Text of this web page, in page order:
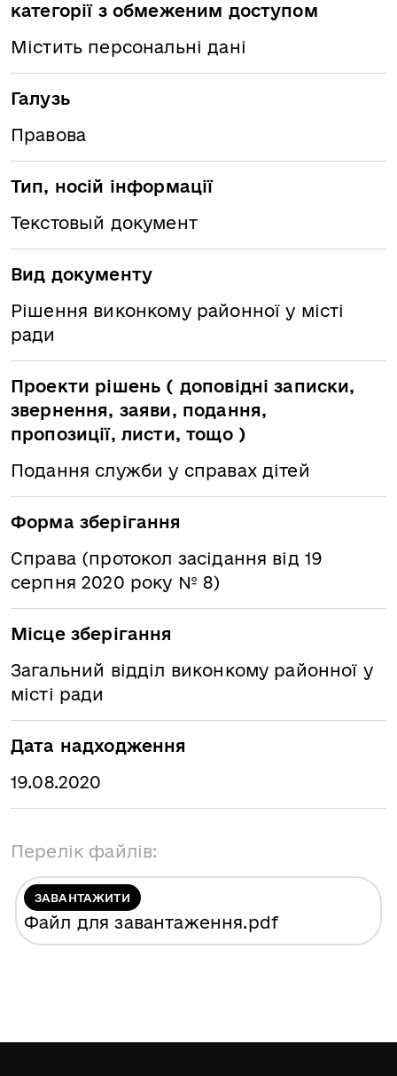
категорії з обмеженим доступом
Містить персональні дані
Галузь
Правова
Тип, носій інформації
Текстовый документ
Вид документу
Рішення виконкому районної у місті
ради
Проекти рішень ( доповідні записки,
звернення, заяви, подання,
пропозиції, листи, тощо )
Подання служби у справах дітей
Форма зберігання
Справа (протокол засідання від 19
серпня 2020 року № 8)
Місце зберігання
Загальний відділ виконкому районної у
місті ради
Дата надходження
19.08.2020
Перелік файлів:
ЗАВАНТАЖИТИ
Файл для завантаження.pdf